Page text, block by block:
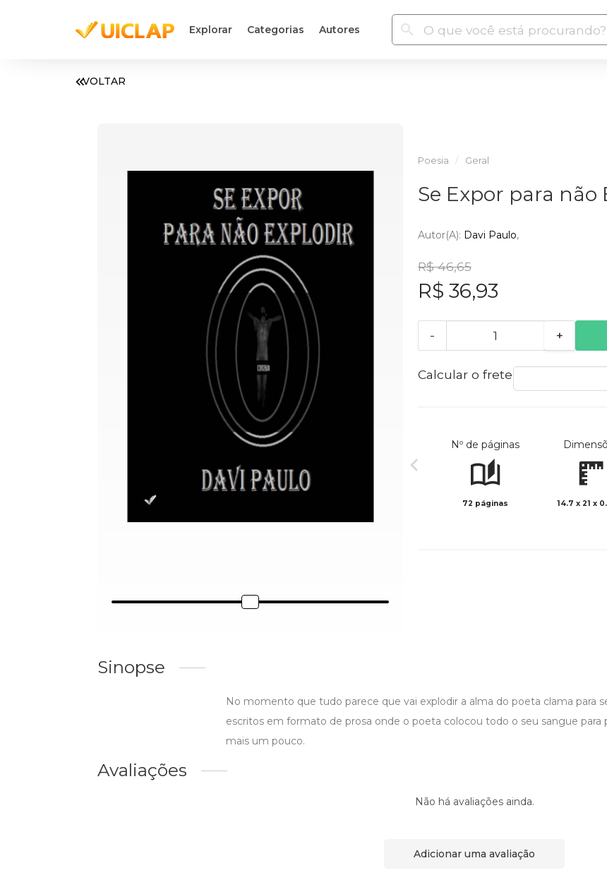
Explorar Categorias Autores
VOLTAR
Poesia Geral
Se Expor para não
Autor(a): Davi Paulo
R$ 46,65
R$ 36,93
- +
Calcular o frete
Nº de páginas
72 páginas 14.7 x 21 x
Sinopse
No momento que tudo parece que vai explodir a alma do poeta clama para
escritos em formato de prosa onde o poeta colocou todo o seu sangue para
mais um pouco.
Avaliações
Não há avaliações ainda.
Adicionar uma avaliação